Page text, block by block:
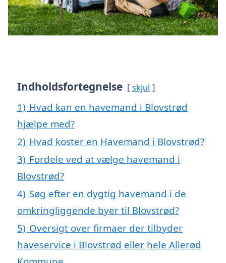
Indholdsfortegnelse skjul
1) Hvad kan en havemand i Blovstrød
hjælpe med?
2) Hvad koster en Havemand i Blovstrød?
3) Fordele ved at vælge havemand i
Blovstrød?
4) Søg efter en dygtig havemand i de
omkringliggende byer til Blovstrød?
5) Oversigt over firmaer der tilbyder
haveservice i Blovstrød eller hele Allerød